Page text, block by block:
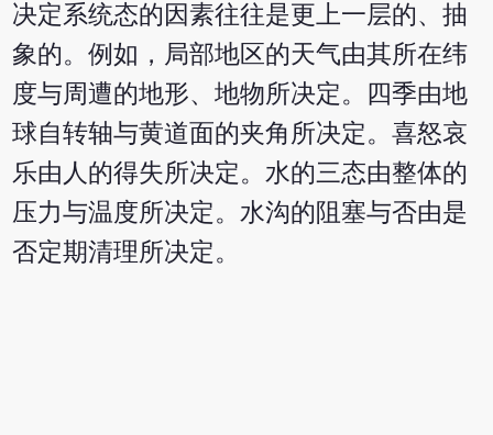
决定系统态的因素往往是更上一层的、抽
象的。例如，局部地区的天气由其所在纬
度与周遭的地形、地物所决定。四季由地
球自转轴与黄道面的夹角所决定。喜怒哀
乐由人的得失所决定。水的三态由整体的
压力与温度所决定。水沟的阻塞与否由是
否定期清理所决定。